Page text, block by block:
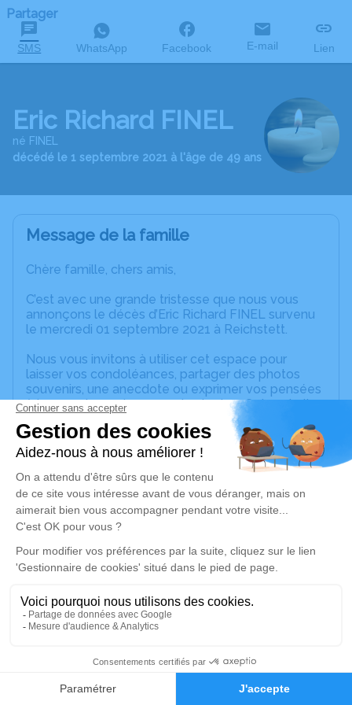
Faire-part Hommages
Partager
SMS WhatsApp Facebook E-mail Lien
Eric Richard FINEL
né FINEL
décédé le 1 septembre 2021 à l'âge de 49 ans
Message de la famille
Chère famille, chers amis,
C’est avec une grande tristesse que nous vous
annonçons le décès d’Eric Richard FINEL survenu
le mercredi 01 septembre 2021 à Reichstett.
Nous vous invitons à utiliser cet espace pour
laisser vos condoléances, partager des photos
souvenirs, une anecdote ou exprimer vos pensées
à travers des poèmes ou des textes. Cet endroit
est un lieu d'expression dédié à honorer la
mémoire d’Eric Richard FINEL.
Un service de plantation d’arbre hommage est
disponible ici.
Cérémonie religieuse
Salle de Cérémonie du Centre Funéraire de la
Robertsau de Strasbourg
67000 Strasbourg